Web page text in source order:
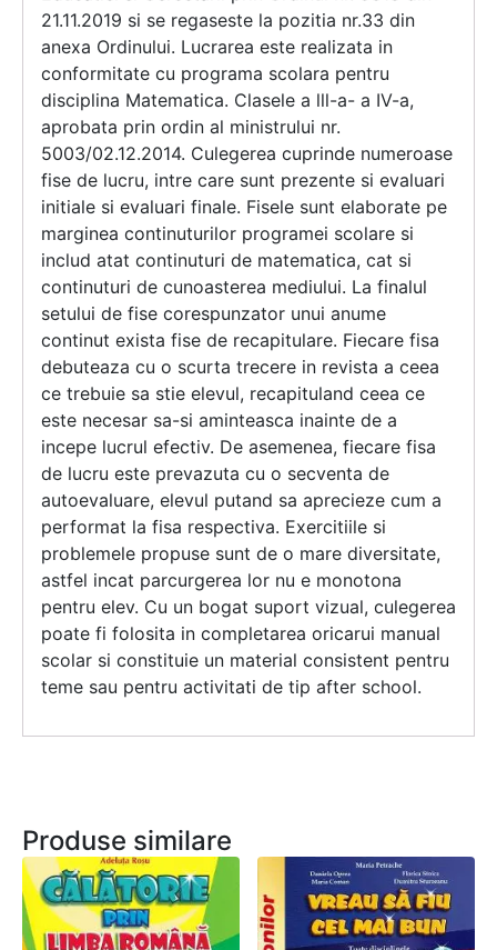
21.11.2019 si se regaseste la pozitia nr.33 din
anexa Ordinului. Lucrarea este realizata in
conformitate cu programa scolara pentru
disciplina Matematica. Clasele a lll-a- a IV-a,
aprobata prin ordin al ministrului nr.
5003/02.12.2014. Culegerea cuprinde numeroase
fise de lucru, intre care sunt prezente si evaluari
initiale si evaluari finale. Fisele sunt elaborate pe
marginea continuturilor programei scolare si
includ atat continuturi de matematica, cat si
continuturi de cunoasterea mediului. La finalul
setului de fise corespunzator unui anume
continut exista fise de recapitulare. Fiecare fisa
debuteaza cu o scurta trecere in revista a ceea
ce trebuie sa stie elevul, recapituland ceea ce
este necesar sa-si aminteasca inainte de a
incepe lucrul efectiv. De asemenea, fiecare fisa
de lucru este prevazuta cu o secventa de
autoevaluare, elevul putand sa aprecieze cum a
performat la fisa respectiva. Exercitiile si
problemele propuse sunt de o mare diversitate,
astfel incat parcurgerea lor nu e monotona
pentru elev. Cu un bogat suport vizual, culegerea
poate fi folosita in completarea oricarui manual
scolar si constituie un material consistent pentru
teme sau pentru activitati de tip after school.
Produse similare